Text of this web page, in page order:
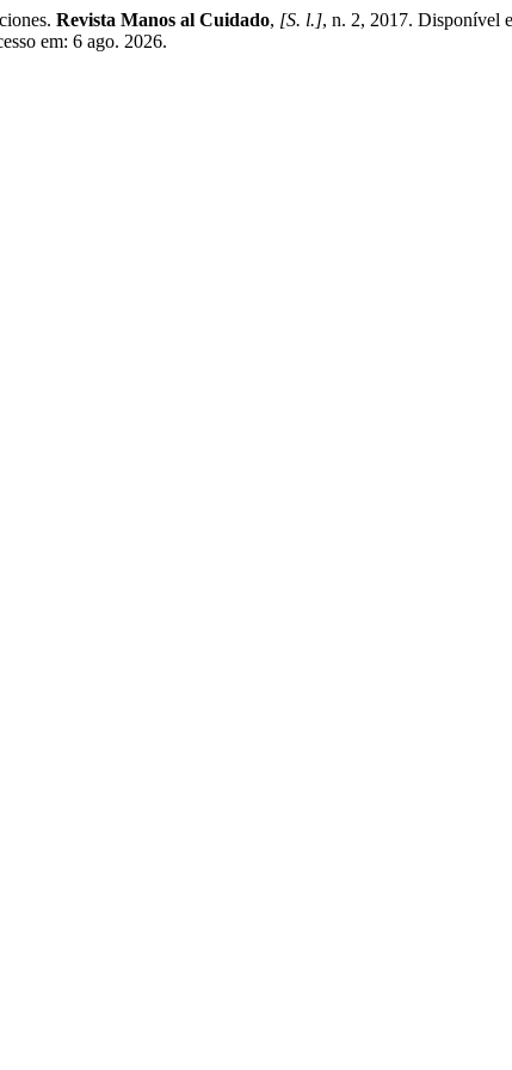
Revista Manos al Cuidado, [S. l.], n. 2, 2017. Disponível
em: 6 ago. 2026.